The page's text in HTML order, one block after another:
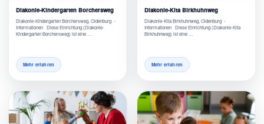
Diakonie-Kindergarten Borchersweg
Diakonie-Kindergarten Borchersweg, Oldenburg -
Informationen Diese Einrichtung (Diakonie-
Kindergarten Borchersweg) ist eine …
Mehr erfahren
Diakonie-Kita Birkhuhnweg
Diakonie-Kita Birkhuhnweg, Oldenburg -
Informationen Diese Einrichtung (Diakonie-Kita
Birkhuhnweg) ist eine …
Mehr erfahren